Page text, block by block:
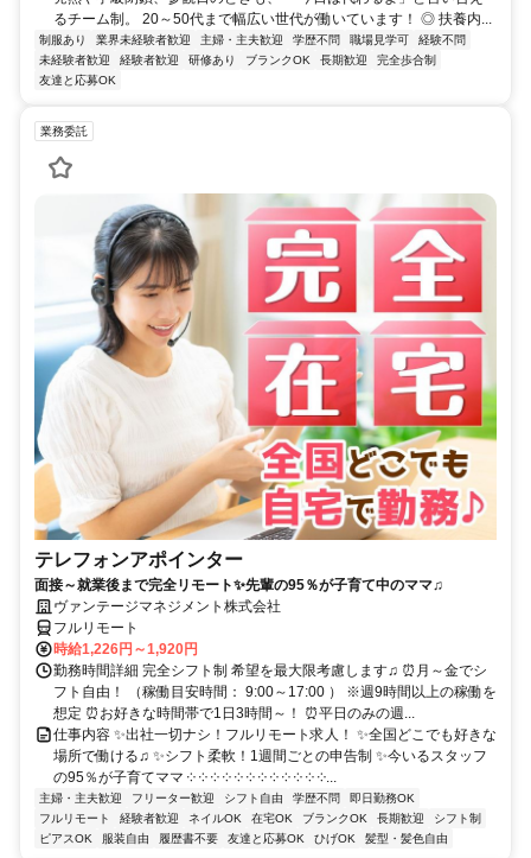
るチーム制。 20～50代まで幅広い世代が働いています！ ◎ 扶養内...
制服あり 業界未経験者歓迎 主婦・主夫歓迎 学歴不問 職場見学可
経験不問
未経験者歓迎
経験者歓迎 研修あり ブランクOK 長期歓迎
完全歩合制
友達と応募OK
業務委託
テレフォンアポインター
面接～就業後まで完全リモート✨先輩の95％が子育て中のママ♫
ヴァンテージマネジメント株式会社
フルリモート
時給1,226円～1,920円
勤務時間詳細 完全シフト制 希望を最大限考慮します♫ ⏰月～金でシ
フト自由！ （稼働目安時間： 9:00～17:00 ） ※週9時間以上の稼働を
想定 ⏰お好きな時間帯で1日3時間～！ ⏰平日のみの週...
仕事内容 ✨出社一切ナシ！フルリモート求人！ ✨全国どこでも好きな
場所で働ける♫ ✨シフト柔軟！1週間ごとの申告制 ✨今いるスタッフ
の95％が子育てママ ༶ ༶ ༶ ༶ ༶ ༶ ༶ ༶ ༶ ༶ ༶ ༶...
主婦・主夫歓迎 フリーター歓迎 シフト自由 学歴不問
即日勤務OK
フルリモート
経験者歓迎 ネイルOK 在宅OK ブランクOK 長期歓迎
シフト制
ピアスOK
服装自由 履歴書不要 友達と応募OK ひげOK 髪型・髪色自由